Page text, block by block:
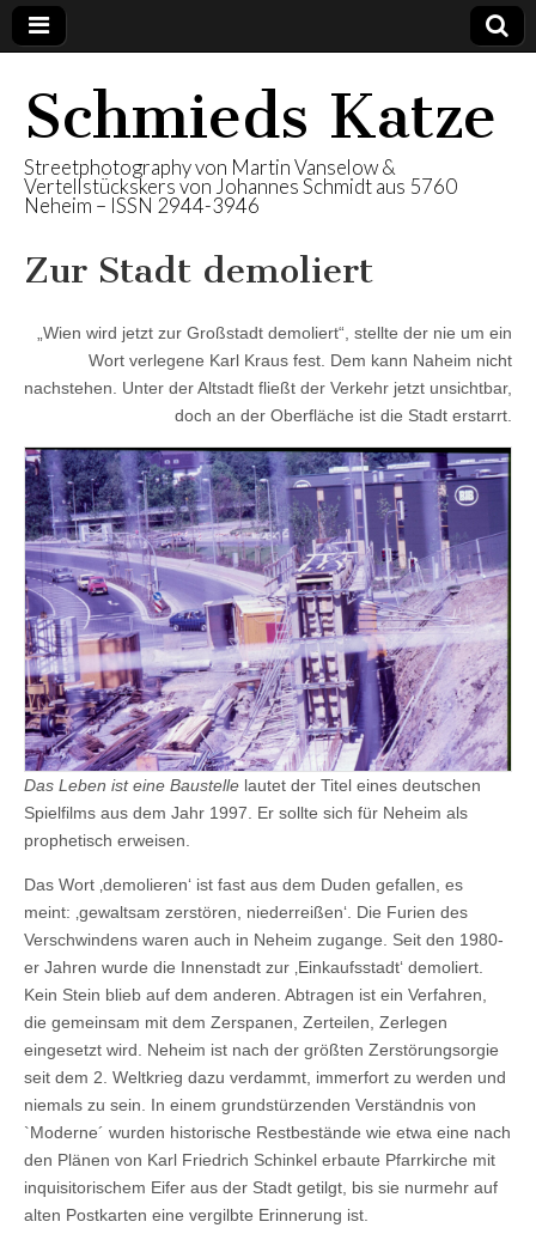
Schmieds Katze
Streetphotography von Martin Vanselow &
Vertellstückskers von Johannes Schmidt aus 5760
Neheim – ISSN 2944-3946
Zur Stadt demoliert
„Wien wird jetzt zur Großstadt demoliert“, stellte der nie um ein
Wort verlegene Karl Kraus fest. Dem kann Naheim nicht
nachstehen. Unter der Altstadt fließt der Verkehr jetzt unsichtbar,
doch an der Oberfläche ist die Stadt erstarrt.
Das Leben ist eine Baustelle lautet der Titel eines deutschen
Spielfilms aus dem Jahr 1997. Er sollte sich für Neheim als
prophetisch erweisen.
Das Wort ‚demolieren‘ ist fast aus dem Duden gefallen, es
meint: ‚gewaltsam zerstören, niederreißen‘. Die Furien des
Verschwindens waren auch in Neheim zugange. Seit den 1980-
er Jahren wurde die Innenstadt zur ‚Einkaufsstadt‘ demoliert.
Kein Stein blieb auf dem anderen. Abtragen ist ein Verfahren,
die gemeinsam mit dem Zerspanen, Zerteilen, Zerlegen
eingesetzt wird. Neheim ist nach der größten Zerstörungsorgie
seit dem 2. Weltkrieg dazu verdammt, immerfort zu werden und
niemals zu sein. In einem grundstürzenden Verständnis von
`Moderne´ wurden historische Restbestände wie etwa eine nach
den Plänen von Karl Friedrich Schinkel erbaute Pfarrkirche mit
inquisitorischem Eifer aus der Stadt getilgt, bis sie nurmehr auf
alten Postkarten eine vergilbte Erinnerung ist.